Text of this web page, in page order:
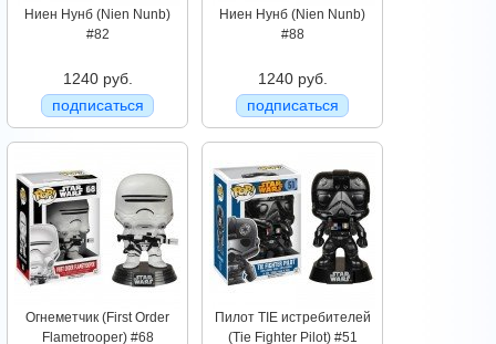
Ниен Нунб (Nien Nunb)
#82
1240 руб.
подписаться
Ниен Нунб (Nien Nunb)
#88
1240 руб.
подписаться
Огнеметчик (First Order
Flametrooper) #68
Пилот TIE истребителей
(Tie Fighter Pilot) #51